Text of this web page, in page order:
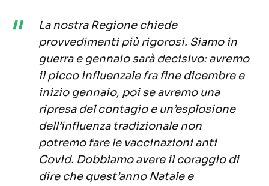
La nostra Regione chiede
provvedimenti più rigorosi. Siamo in
guerra e gennaio sarà decisivo: avremo
il picco influenzale fra fine dicembre e
inizio gennaio, poi se avremo una
ripresa del contagio e un’esplosione
dell’influenza tradizionale non
potremo fare le vaccinazioni anti
Covid. Dobbiamo avere il coraggio di
dire che quest’anno Natale e